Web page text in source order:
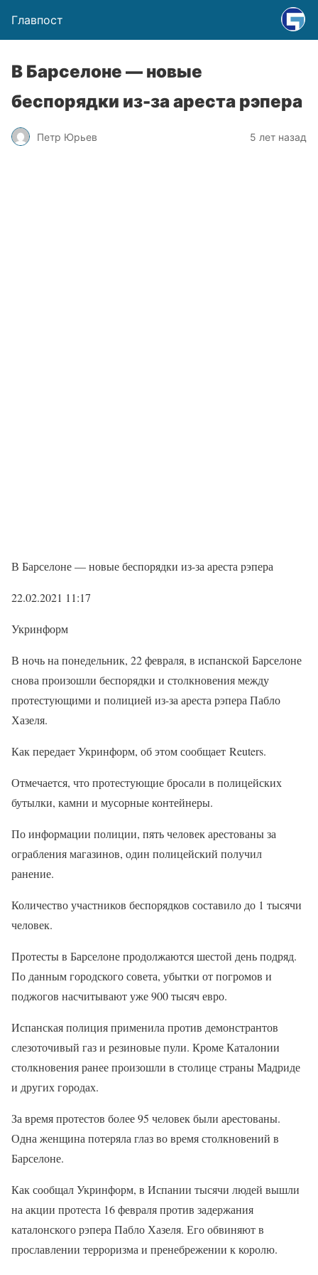
Главпост
В Барселоне — новые
беспорядки из-за ареста рэпера
Петр Юрьев 5 лет назад
В Барселоне — новые беспорядки из-за ареста рэпера
22.02.2021 11:17
Укринформ
В ночь на понедельник, 22 февраля, в испанской Барселоне
снова произошли беспорядки и столкновения между
протестующими и полицией из-за ареста рэпера Пабло
Хазеля.
Как передает Укринформ, об этом сообщает Reuters.
Отмечается, что протестующие бросали в полицейских
бутылки, камни и мусорные контейнеры.
По информации полиции, пять человек арестованы за
ограбления магазинов, один полицейский получил
ранение.
Количество участников беспорядков составило до 1 тысячи
человек.
Протесты в Барселоне продолжаются шестой день подряд.
По данным городского совета, убытки от погромов и
поджогов насчитывают уже 900 тысяч евро.
Испанская полиция применила против демонстрантов
слезоточивый газ и резиновые пули. Кроме Каталонии
столкновения ранее произошли в столице страны Мадриде
и других городах.
За время протестов более 95 человек были арестованы.
Одна женщина потеряла глаз во время столкновений в
Барселоне.
Как сообщал Укринформ, в Испании тысячи людей вышли
на акции протеста 16 февраля против задержания
каталонского рэпера Пабло Хазеля. Его обвиняют в
прославлении терроризма и пренебрежении к королю.